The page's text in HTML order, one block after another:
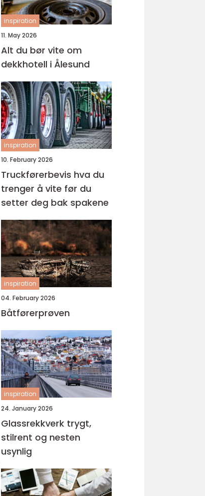
inspiration
11. May 2026
Alt du bør vite om
dekkhotell i Ålesund
inspiration
10. February 2026
Truckførerbevis hva du
trenger å vite før du
setter deg bak spakene
inspiration
04. February 2026
Båtførerprøven
inspiration
24. January 2026
Glassrekkverk trygt,
stilrent og nesten
usynlig